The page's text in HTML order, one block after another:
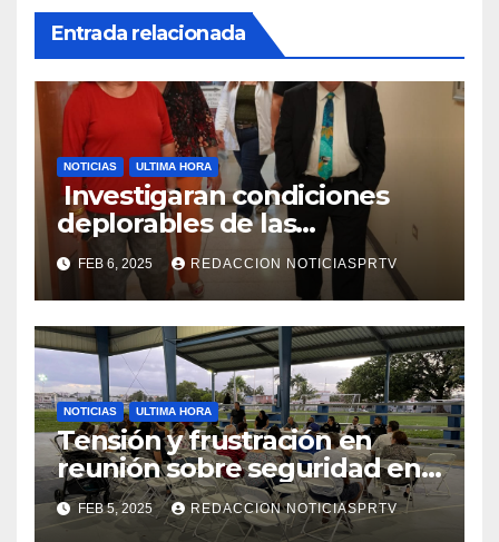
Entrada relacionada
NOTICIAS ULTIMA HORA
Investigaran condiciones
deplorables de las
facilidades el Departamento
de la Salud en Mayagüez
FEB 6, 2025 REDACCION NOTICIASPRTV
NOTICIAS ULTIMA HORA
Tensión y frustración en
reunión sobre seguridad en
Reparto Metropolitano
FEB 5, 2025 REDACCION NOTICIASPRTV